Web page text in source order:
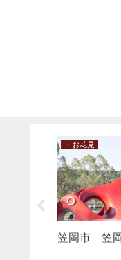
笠岡観光
笠岡市 古民